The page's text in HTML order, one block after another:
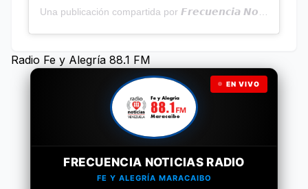
Radio Fe y Alegría 88.1 FM
EN VIVO
FRECUENCIA NOTICIAS RADIO
FE Y ALEGRÍA MARACAIBO